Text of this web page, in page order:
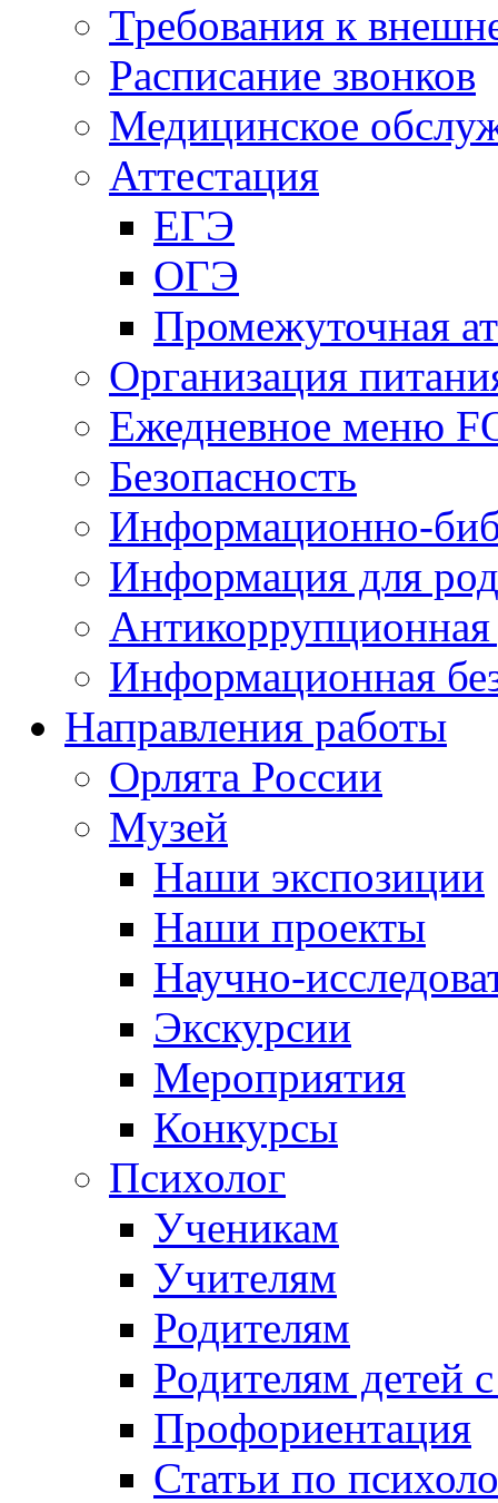
Требования к
Расписание звонков
Медицинское
Аттестация
ЕГЭ
ОГЭ
Промежуточная
Организация
Ежедневное меню
Безопасность
Информационно-
Информация для
Антикоррупционная
Информационная
Направления работы
Орлята России
Музей
Наши экспозиции
Наши проекты
Научно-
Экскурсии
Мероприятия
Конкурсы
Психолог
Ученикам
Учителям
Родителям
Родителям детей
Профориентация
Статьи по